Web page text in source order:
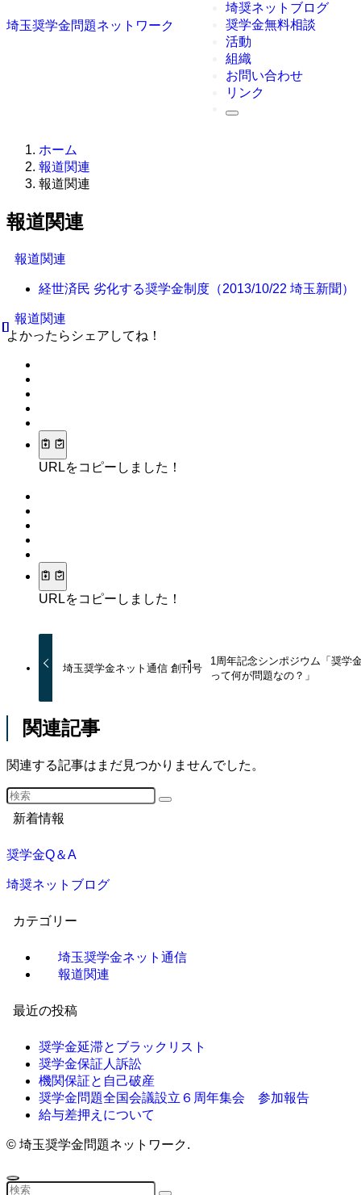
埼玉奨学金問題ネットワーク
埼奨ネットブログ
奨学金無料相談
活動
組織
お問い合わせ
リンク
ホーム
報道関連
報道関連
報道関連
報道関連
経世済民 劣化する奨学金制度（2013/10/22 埼玉新聞）
報道関連
よかったらシェアしてね！
URLをコピーしました！
URLをコピーしました！
埼玉奨学金ネット通信 創刊号
1周年記念シンポジウム「奨学
って何が問題なの？」
関連記事
関連する記事はまだ見つかりませんでした。
新着情報
奨学金Q＆A
埼奨ネットブログ
カテゴリー
埼玉奨学金ネット通信
報道関連
最近の投稿
奨学金延滞とブラックリスト
奨学金保証人訴訟
機関保証と自己破産
奨学金問題全国会議設立６周年集会 参加報告
給与差押えについて
© 埼玉奨学金問題ネットワーク.